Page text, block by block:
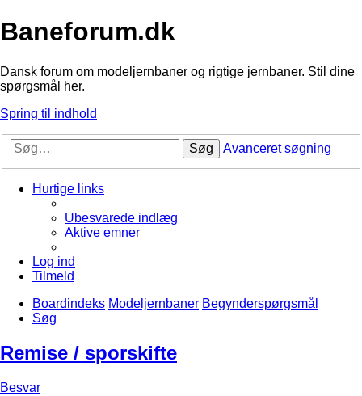
Baneforum.dk
Dansk forum om modeljernbaner og rigtige jernbaner. Stil dine
spørgsmål her.
Spring til indhold
Søg Avanceret søgning
Hurtige links
Ubesvarede indlæg
Aktive emner
Log ind
Tilmeld
Boardindeks Modeljernbaner Begynderspørgsmål
Søg
Remise / sporskifte
Besvar